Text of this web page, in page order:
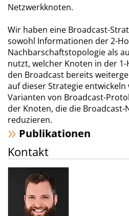
Netzwerkknoten.
Wir haben eine Broadcast-
sowohl Informationen der 2-
Nachbarschaftstopologie als
nutzt, welcher Knoten in der
den Broadcast bereits
auf dieser Strategie
Varianten von Broadcast-
der Knoten, die die
reduzieren.
Publikationen
Kontakt